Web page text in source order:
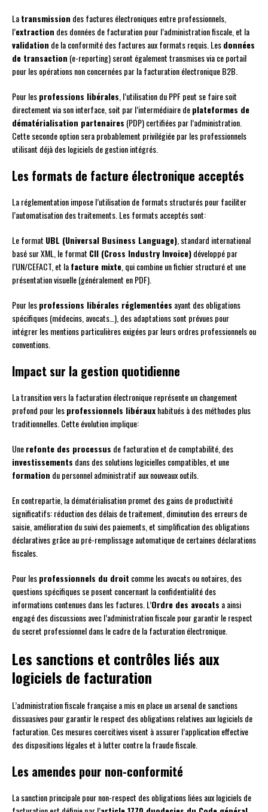
Latransmission des factures électroniques entre professionnels,
l’extraction des données de facturation pour l’administration fiscale, et la
validation de la conformité des factures aux formats requis. Lesdonnées
de transaction (e-reporting) seront également transmises via ce portail
pour les opérations non concernées par la facturation électronique B2B.
Pour lesprofessions libérales , l’utilisation du PPF peut se faire soit
directement via son interface, soit par l’intermédiaire deplateformes de
dématérialisation partenaires (PDP) certifiées par l’administration.
Cette seconde option sera probablement privilégiée par les professionnels
utilisant déjà des logiciels de gestion intégrés.
Les formats de facture électronique acceptés
La réglementation impose l’utilisation de formats structurés pour faciliter
l’automatisation des traitements. Les formats acceptés sont:
Le format UBL (Universal Business Language) , standard international
basé sur XML, le format CII (Cross Industry Invoice)développé par
l’UN/CEFACT, et lafacture mixte , qui combine un fichier structuré et une
présentation visuelle (généralement en PDF).
Pour lesprofessions libérales réglementées ayant des obligations
spécifiques (médecins, avocats…), des adaptations sont prévues pour
intégrer les mentions particulières exigées par leurs ordres professionnels ou
conventions.
Impact sur la gestion quotidienne
La transition vers la facturation électronique représente un changement
profond pour lesprofessionnels libérauxhabitués à des méthodes plus
traditionnelles. Cette évolution implique:
Unerefonte des processus de facturation et de comptabilité, des
investissements dans des solutions logicielles compatibles, et une
formation du personnel administratif aux nouveaux outils.
En contrepartie, la dématérialisation promet des gains de productivité
significatifs: réduction des délais de traitement, diminution des erreurs de
saisie, amélioration du suivi des paiements, et simplification des obligations
déclaratives grâce au pré-remplissage automatique de certaines déclarations
fiscales.
Pour lesprofessionnels du droit comme les avocats ou notaires, des
questions spécifiques se posent concernant la confidentialité des
informations contenues dans les factures. L’Ordre des avocats a ainsi
engagé des discussions avec l’administration fiscale pour garantir le respect
du secret professionnel dans le cadre de la facturation électronique.
Les sanctions et contrôles liés aux
logiciels de facturation
L’administration fiscale française a mis en place un arsenal de sanctions
dissuasives pour garantir le respect des obligations relatives aux logiciels de
facturation. Ces mesures coercitives visent à assurer l’application effective
des dispositions légales et à lutter contre la fraude fiscale.
Les amendes pour non-conformité
La sanction principale pour non-respect des obligations liées aux logiciels de